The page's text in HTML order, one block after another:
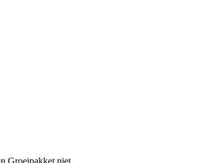
Groeipakket niet